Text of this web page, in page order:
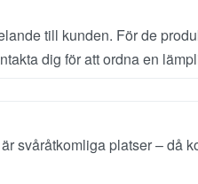
till kunden. För de
dig för att ordna en
svåråtkomliga platser – då